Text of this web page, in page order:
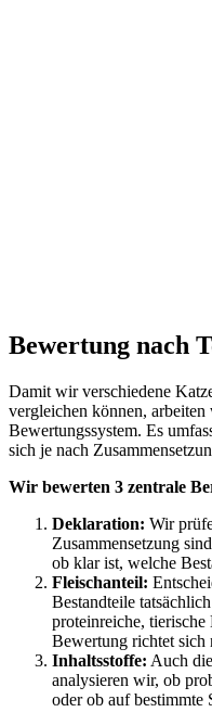
Bewertung nach
Damit wir verschiedene
vergleichen können,
Bewertungssystem. Es
sich je nach
Wir bewerten 3 zentrale
Deklaration: Wir
Zusammensetzung
ob klar ist, welche
Fleischanteil:
Bestandteile
proteinreiche,
Bewertung richtet sich
Inhaltsstoffe: Auch
analysieren wir, ob
oder ob auf